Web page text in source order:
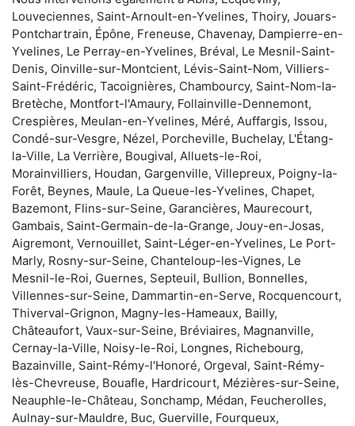
Louveciennes, Saint-Arnoult-en-Yvelines, Thoiry, Jouars-
Pontchartrain, Épône, Freneuse, Chavenay, Dampierre-en-
Yvelines, Le Perray-en-Yvelines, Bréval, Le Mesnil-Saint-
Denis, Oinville-sur-Montcient, Lévis-Saint-Nom, Villiers-
Saint-Frédéric, Tacoignières, Chambourcy, Saint-Nom-la-
Bretèche, Montfort-l'Amaury, Follainville-Dennemont,
Crespières, Meulan-en-Yvelines, Méré, Auffargis, Issou,
Condé-sur-Vesgre, Nézel, Porcheville, Buchelay, L'Étang-
la-Ville, La Verrière, Bougival, Alluets-le-Roi,
Morainvilliers, Houdan, Gargenville, Villepreux, Poigny-la-
Forêt, Beynes, Maule, La Queue-les-Yvelines, Chapet,
Bazemont, Flins-sur-Seine, Garancières, Maurecourt,
Gambais, Saint-Germain-de-la-Grange, Jouy-en-Josas,
Aigremont, Vernouillet, Saint-Léger-en-Yvelines, Le Port-
Marly, Rosny-sur-Seine, Chanteloup-les-Vignes, Le
Mesnil-le-Roi, Guernes, Septeuil, Bullion, Bonnelles,
Villennes-sur-Seine, Dammartin-en-Serve, Rocquencourt,
Thiverval-Grignon, Magny-les-Hameaux, Bailly,
Châteaufort, Vaux-sur-Seine, Bréviaires, Magnanville,
Cernay-la-Ville, Noisy-le-Roi, Longnes, Richebourg,
Bazainville, Saint-Rémy-l'Honoré, Orgeval, Saint-Rémy-
lès-Chevreuse, Bouafle, Hardricourt, Mézières-sur-Seine,
Neauphle-le-Château, Sonchamp, Médan, Feucherolles,
Aulnay-sur-Mauldre, Buc, Guerville, Fourqueux,